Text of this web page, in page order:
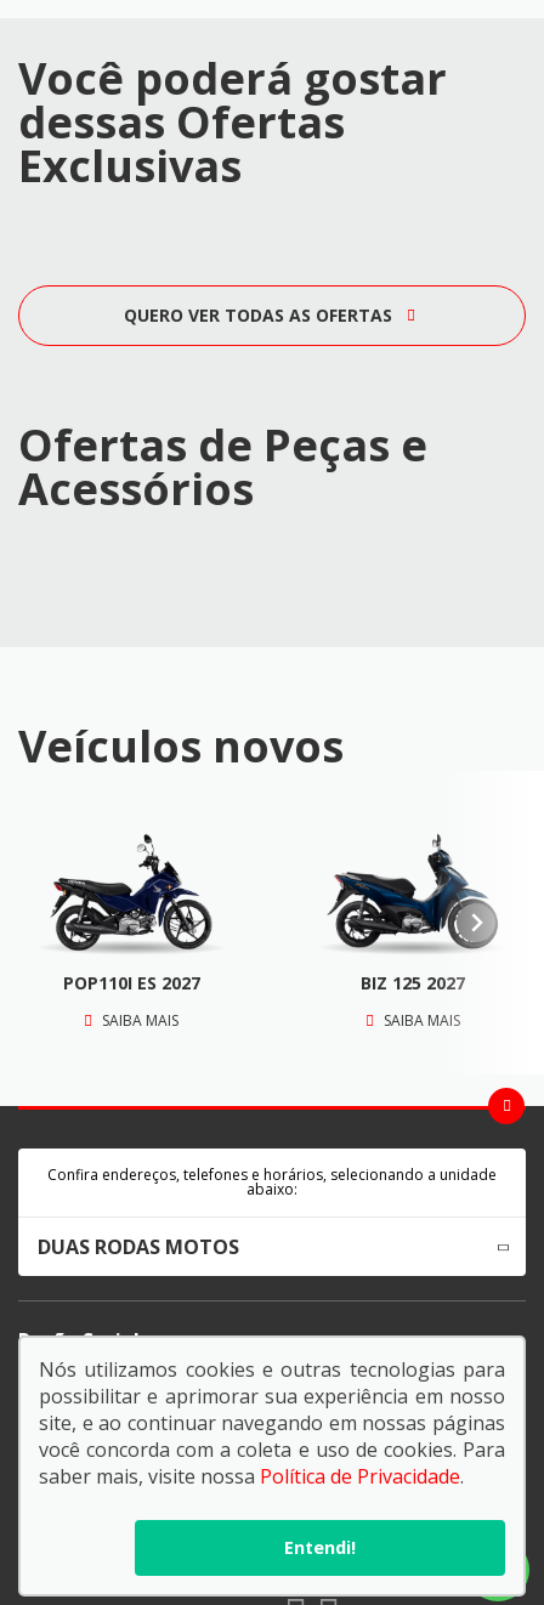
Você poderá gostar
dessas Ofertas
Exclusivas
QUERO VER TODAS AS OFERTAS
Ofertas de Peças e
Acessórios
Veículos novos
POP110I ES 2027
SAIBA MAIS
BIZ 125 2027
SAIBA MAIS
Confira endereços, telefones e horários, selecionando a unidade
abaixo:
DUAS RODAS MOTOS
Razão Social:
LUCASA COMÉRCIO E REPRESENTAÇÕES LTDA
CNPJ:
19.460.385/0001-06
Endereço Matriz:
Nós utilizamos cookies e outras tecnologias para
possibilitar e aprimorar sua experiência em nosso
site, e ao continuar navegando em nossas páginas
você concorda com a coleta e uso de cookies. Para
saber mais, visite nossa Política de Privacidade.
Entendi!